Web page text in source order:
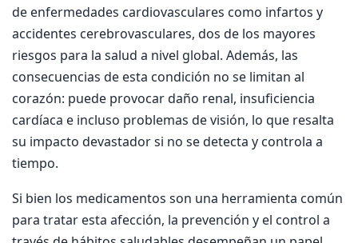
de enfermedades cardiovasculares como infartos y
accidentes cerebrovasculares, dos de los mayores
riesgos para la salud a nivel global. Además, las
consecuencias de esta condición no se limitan al
corazón: puede provocar daño renal, insuficiencia
cardíaca e incluso problemas de visión, lo que resalta
su impacto devastador si no se detecta y controla a
tiempo.
Si bien los medicamentos son una herramienta común
para tratar esta afección, la prevención y el control a